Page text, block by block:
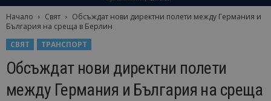
Начало Свят
Обсъждат нови директни полети между Германия и
България на среща в Берлин
СВЯТ
ТРАНСПОРТ
Обсъждат нови директни полети
между Германия и България на среща